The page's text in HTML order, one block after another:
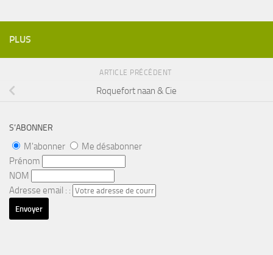
PLUS
ARTICLE PRÉCÉDENT
Roquefort naan & Cie
S’ABONNER
M'abonner
Me désabonner
Prénom
NOM
Adresse email : :